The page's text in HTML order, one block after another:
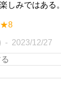
しみではある。
★8
2023/12/27